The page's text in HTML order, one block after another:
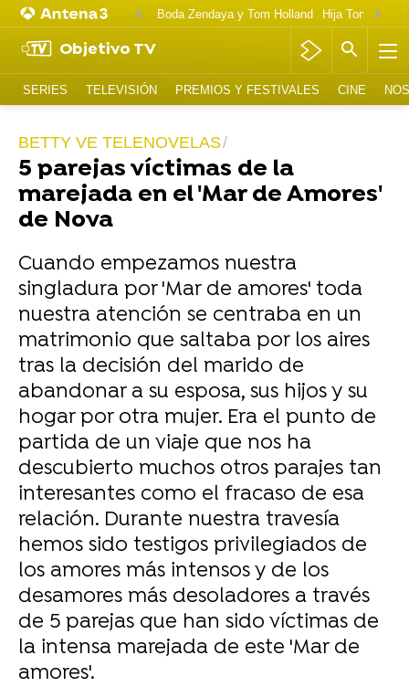
Boda Zendaya y Tom Holland Hija Tom
Objetivo TV
SERIES TELEVISIÓN PREMIOS Y FESTIVALES CINE
BETTY VE TELENOVELAS
5 parejas víctimas de la
marejada en el 'Mar de Amores'
de Nova
Cuando empezamos nuestra
singladura por 'Mar de amores' toda
nuestra atención se centraba en un
matrimonio que saltaba por los aires
tras la decisión del marido de
abandonar a su esposa, sus hijos y su
hogar por otra mujer. Era el punto de
partida de un viaje que nos ha
descubierto muchos otros parajes tan
interesantes como el fracaso de esa
relación. Durante nuestra travesía
hemos sido testigos privilegiados de
los amores más intensos y de los
desamores más desoladores a través
de 5 parejas que han sido víctimas de
la intensa marejada de este 'Mar de
amores'.